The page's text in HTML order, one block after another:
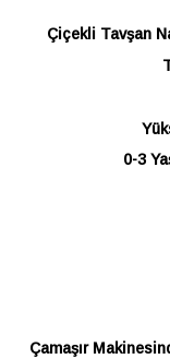
Çiçekli Tavşan
0-3
Çamaşır